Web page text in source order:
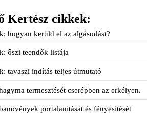
Kertész cikkek:
hogyan kerüld el az algásodást?
őszi teendők listája
tavaszi indítás teljes útmutató
termesztését cserépben az erkélyen.
portalanítását és fényesítését